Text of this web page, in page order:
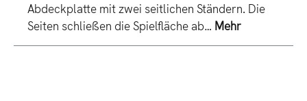
Abdeckplatte mit zwei seitlichen Ständern. Die
Seiten schließen die Spielfläche ab… Mehr